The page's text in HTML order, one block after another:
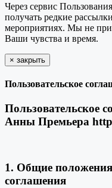
Через сервис
получать редкие
мероприятиях. Мы не
Ваши чувства и время.
× закрыть
Пользовательское
Пользовательское
Анны Премьера
1. Общие
соглашения